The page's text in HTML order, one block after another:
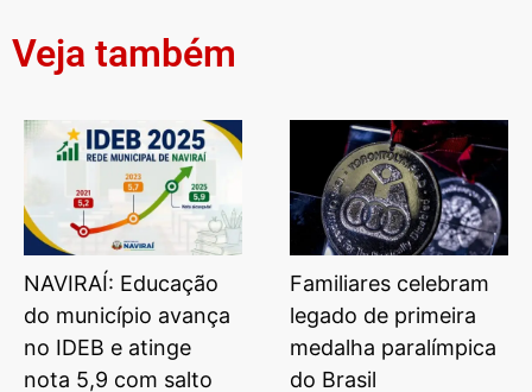
Veja também
NAVIRAÍ: Educação
do município avança
no IDEB e atinge
nota 5,9 com salto
Familiares celebram
legado de primeira
medalha paralímpica
do Brasil